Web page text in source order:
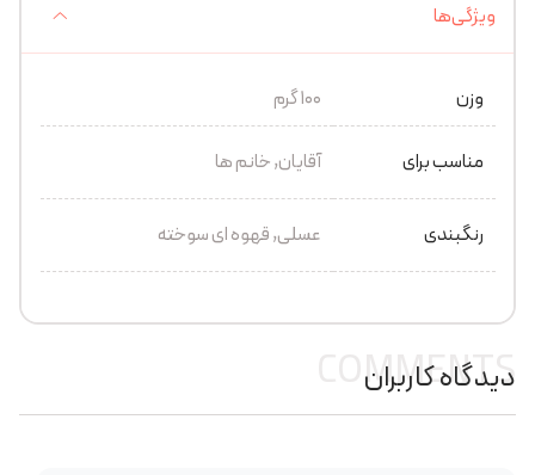
ویژگی‌ها
وزن 100 گرم
مناسب برای آقایان, خانم ها
رنگبندی عسلی, قهوه ای سوخته
دیدگاه کاربران
COMMENTS